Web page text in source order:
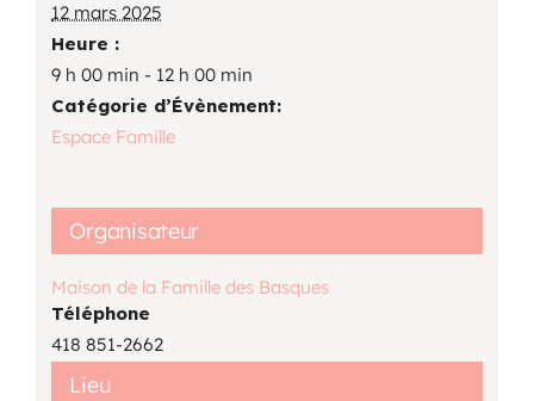
12 mars 2025
Heure :
9 h 00 min - 12 h 00 min
Catégorie d’Évènement:
Espace Famille
Lieu
Organisateur
Maison de la Famille des Basques
Téléphone
418 851-2662